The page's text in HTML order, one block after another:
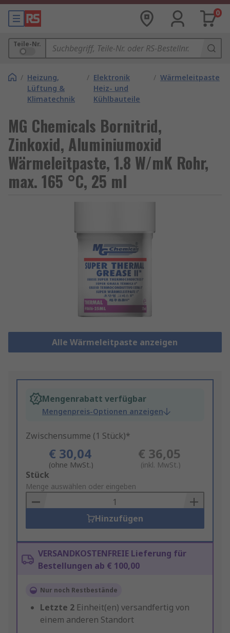
0
Teile-Nr.
/ Heizung,
Lüftung &
Klimatechnik
/ Elektronik
Heiz- und
Kühlbauteile
/ Wärmeleitpaste
MG Chemicals Bornitrid,
Zinkoxid, Aluminiumoxid
Wärmeleitpaste, 1.8 W/mK Rohr,
max. 165 °C, 25 ml
Alle Wärmeleitpaste anzeigen
Mengenrabatt verfügbar
Mengenpreis-Optionen anzeigen
Zwischensumme (1 Stück)*
€ 30,04
(ohne MwSt.)
€ 36,05
(inkl. MwSt.)
Add
to
Basket
Stück
Menge auswählen oder eingeben
Hinzufügen
VERSANDKOSTENFREIE Lieferung für
Bestellungen ab € 100,00
Nur noch Restbestände
Letzte 2 Einheit(en) versandfertig von
einem anderen Standort